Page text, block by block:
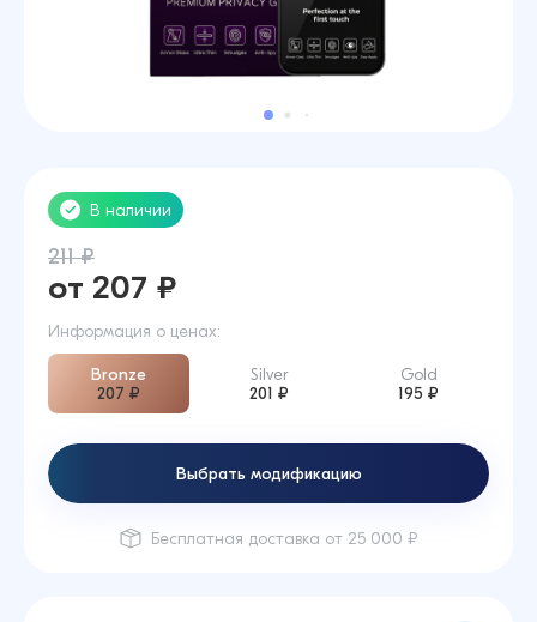
В наличии
211 ₽
от 207 ₽
Информация о ценах:
Bronze
207 ₽
Silver
201 ₽
Gold
195 ₽
Выбрать модификацию
Бесплатная доставка от 25 000 ₽